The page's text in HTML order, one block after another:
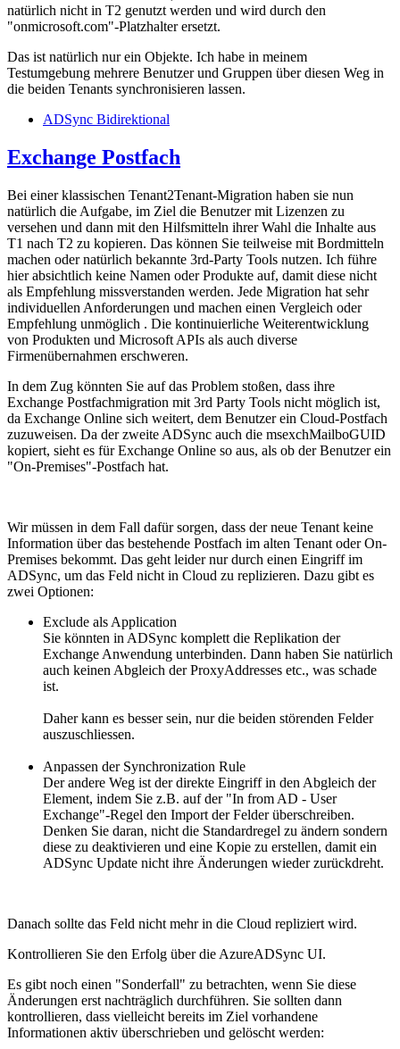
natürlich nicht in T2 genutzt werden und wird durch den
"onmicrosoft.com"-Platzhalter ersetzt.
Das ist natürlich nur ein Objekte. Ich habe in meinem
Testumgebung mehrere Benutzer und Gruppen über diesen Weg in
die beiden Tenants synchronisieren lassen.
ADSync Bidirektional
Exchange Postfach
Bei einer klassischen Tenant2Tenant-Migration haben sie nun
natürlich die Aufgabe, im Ziel die Benutzer mit Lizenzen zu
versehen und dann mit den Hilfsmitteln ihrer Wahl die Inhalte aus
T1 nach T2 zu kopieren. Das können Sie teilweise mit Bordmitteln
machen oder natürlich bekannte 3rd-Party Tools nutzen. Ich führe
hier absichtlich keine Namen oder Produkte auf, damit diese nicht
als Empfehlung missverstanden werden. Jede Migration hat sehr
individuellen Anforderungen und machen einen Vergleich oder
Empfehlung unmöglich . Die kontinuierliche Weiterentwicklung
von Produkten und Microsoft APIs als auch diverse
Firmenübernahmen erschweren.
In dem Zug könnten Sie auf das Problem stoßen, dass ihre
Exchange Postfachmigration mit 3rd Party Tools nicht möglich ist,
da Exchange Online sich weitert, dem Benutzer ein Cloud-Postfach
zuzuweisen. Da der zweite ADSync auch die msexchMailboGUID
kopiert, sieht es für Exchange Online so aus, als ob der Benutzer ein
"On-Premises"-Postfach hat.
Wir müssen in dem Fall dafür sorgen, dass der neue Tenant keine
Information über das bestehende Postfach im alten Tenant oder On-
Premises bekommt. Das geht leider nur durch einen Eingriff im
ADSync, um das Feld nicht in Cloud zu replizieren. Dazu gibt es
zwei Optionen:
Exclude als Application
Sie könnten in ADSync komplett die Replikation der
Exchange Anwendung unterbinden. Dann haben Sie natürlich
auch keinen Abgleich der ProxyAddresses etc., was schade
ist.
Daher kann es besser sein, nur die beiden störenden Felder
auszuschliessen.
Anpassen der Synchronization Rule
Der andere Weg ist der direkte Eingriff in den Abgleich der
Element, indem Sie z.B. auf der "In from AD - User
Exchange"-Regel den Import der Felder überschreiben.
Denken Sie daran, nicht die Standardregel zu ändern sondern
diese zu deaktivieren und eine Kopie zu erstellen, damit ein
ADSync Update nicht ihre Änderungen wieder zurückdreht.
Danach sollte das Feld nicht mehr in die Cloud repliziert wird.
Kontrollieren Sie den Erfolg über die AzureADSync UI.
Es gibt noch einen "Sonderfall" zu betrachten, wenn Sie diese
Änderungen erst nachträglich durchführen. Sie sollten dann
kontrollieren, dass vielleicht bereits im Ziel vorhandene
Informationen aktiv überschrieben und gelöscht werden: